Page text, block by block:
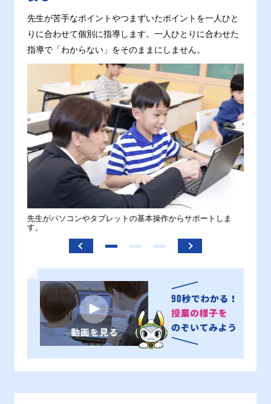
先生が苦手なポイントやつまずいたポイントを一人ひと
りに合わせて個別に指導します。一人ひとりに合わせた
指導で「わからない」をそのままにしません。
先生がパソコンやタブレットの基本操作からサポートしま
す。